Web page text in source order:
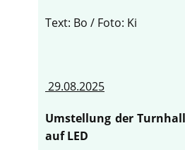
Text: Bo / Foto: Ki
29.08.2025
Umstellung der
auf LED